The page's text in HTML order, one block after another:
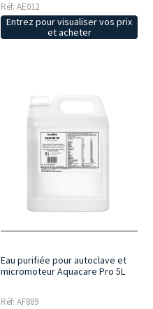
Réf: AE012
Entrez pour visualiser vos prix
et acheter
Eau purifiée pour autoclave et
micromoteur Aquacare Pro 5L
Réf: AF889